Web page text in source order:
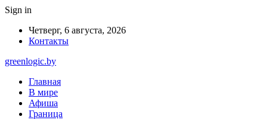
Sign in
Четверг, 6 августа, 2026
Контакты
greenlogic.by
Главная
В мире
Афиша
Граница